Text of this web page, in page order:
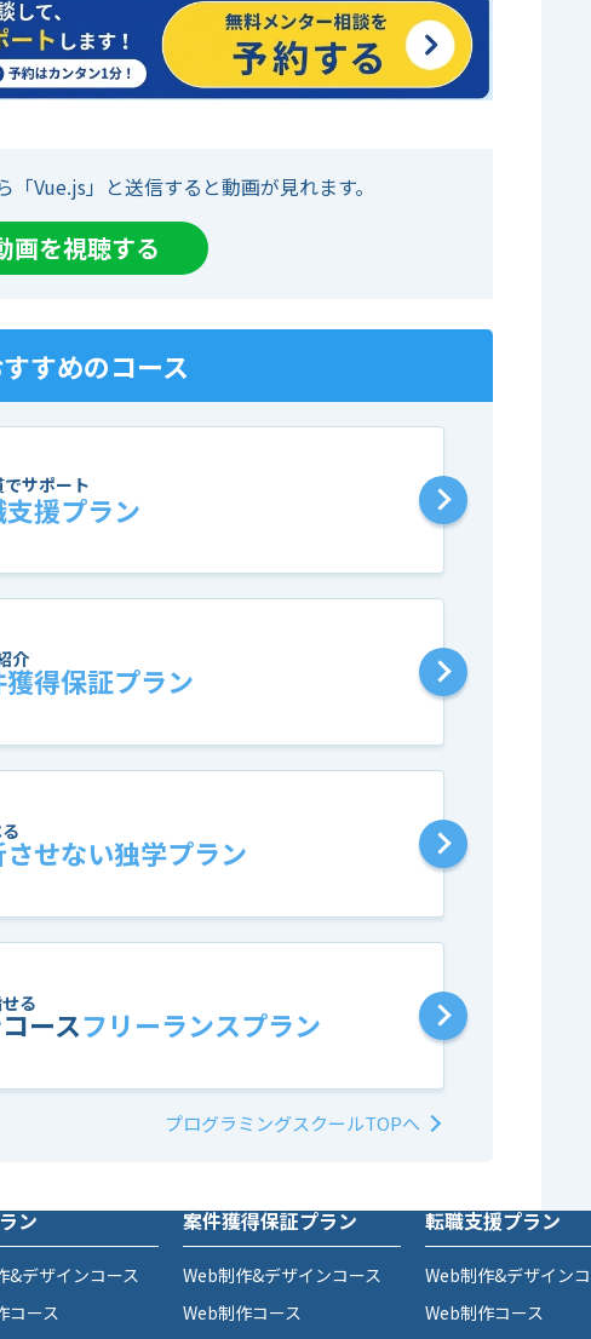
「Vue.js」と送信すると動画が見れます。
画を視聴する
すめのコース
サポート
援プラン
介
得保証プラン
せない独学プラン
る
ースフリーランスプラン
プログラミングスクールTOPへ
ン
&デザインコース
コース
案件獲得保証プラン
Web制作&デザインコース
Web制作コース
転職支援プラン
Web制作&デザイン
Web制作コース